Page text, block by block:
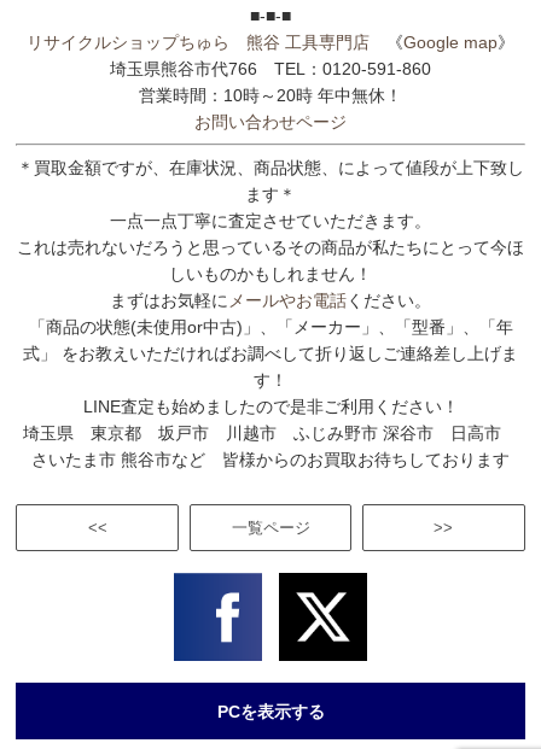
■-■-■
リサイクルショップちゅら 熊谷 工具専門店 《Google map》
埼玉県熊谷市代766 TEL：0120-591-860
営業時間：10時～20時 年中無休！
お問い合わせページ
＊買取金額ですが、在庫状況、商品状態、によって値段が上下致し
ます＊
一点一点丁寧に査定させていただきます。
これは売れないだろうと思っているその商品が私たちにとって今ほ
しいものかもしれません！
まずはお気軽に メールやお電話ください。
「商品の状態(未使用or中古)」、「メーカー」、「型番」、「年
式」 をお教えいただければお調べして折り返しご連絡差し上げま
す！
LINE査定も始めましたので是非ご利用ください！
埼玉県 東京都 坂戸市 川越市 ふじみ野市 深谷市 日高市
さいたま市 熊谷市など 皆様からのお買取お待ちしております
<< >>
一覧ページ
PCを表示する